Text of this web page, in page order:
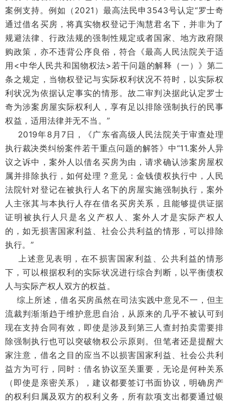
案例支持。例如（2021）最高法民申3543号认定“罗士奇
通过借名买房，将真实物权登记于淘慧君名下，并非为了
规避法律、行政法规的强制性规定或者国家、地方政府限
购政策，亦不违背公序良俗，符合《最高人民法院关于适
用<中华人民共和国物权法>若干问题的解释（一）》第二
条之规定，当物权登记与实际权利状况不符时，以实际权
利状况为依据认定事实的情形。故二审判决据此认定罗士
奇为涉案房屋实际权利人，享有足以排除强制执行的民事
权益，适用法律并无不当。”
2019年8月7日，《广东省高级人民法院关于审查处理
执行裁决类纠纷案件若干重点问题的解答》中“11.案外人异
议之诉中，案外人以借名买房为由，请求确认涉案房屋权
属并排除执行，如何处理？意见：金钱债权执行中，人民
法院针对登记在被执行人名下的房屋实施强制执行，案外
人主张其与本执行人存在借名买房关系，且能够提供证据
证明被执行人只是名义产权人、案外人才是实际产权人
的，如无损害国家利益、社会公共利益的情形，可以排除
执行。”
上述意见表明，在不损害国家利益、公共利益的情形
下，可以根据权利的实际状况进行综合判断，以平衡债权
人与实际产权人双方的权益。
综上所述，借名买房虽然在司法实践中意见不一，但主
流裁判渐渐趋于维护意思自治，从原来的几乎不被认可到
现在支持合同有效，即使是涉及到第三人查封拍卖需要排
除强制执行也可以突破物权公示原则。但笔者还是提醒大
家注意，借名之目的应当不以损害国家利益、社会公共利
益方为可行，同时：借名协议至关重要，无论是何种关系
（即使是亲密关系），建议都要签订书面协议，明确房产
的权利归属及双方的权利义务，所有款项支出都要通过银